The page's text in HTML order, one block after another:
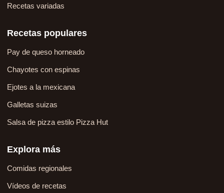
Recetas variadas
Recetas populares
Pay de queso horneado
Chayotes con espinas
Ejotes a la mexicana
Galletas suizas
Salsa de pizza estilo Pizza Hut
Explora más
Comidas regionales
Vídeos de recetas